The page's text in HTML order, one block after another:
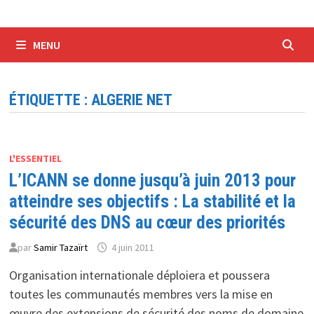
MENU
ÉTIQUETTE : ALGERIE NET
L'ESSENTIEL
L’ICANN se donne jusqu’à juin 2013 pour
atteindre ses objectifs : La stabilité et la
sécurité des DNS au cœur des priorités
parSamir Tazaïrt 4 juin 2011
Organisation internationale déploiera et poussera
toutes les communautés membres vers la mise en